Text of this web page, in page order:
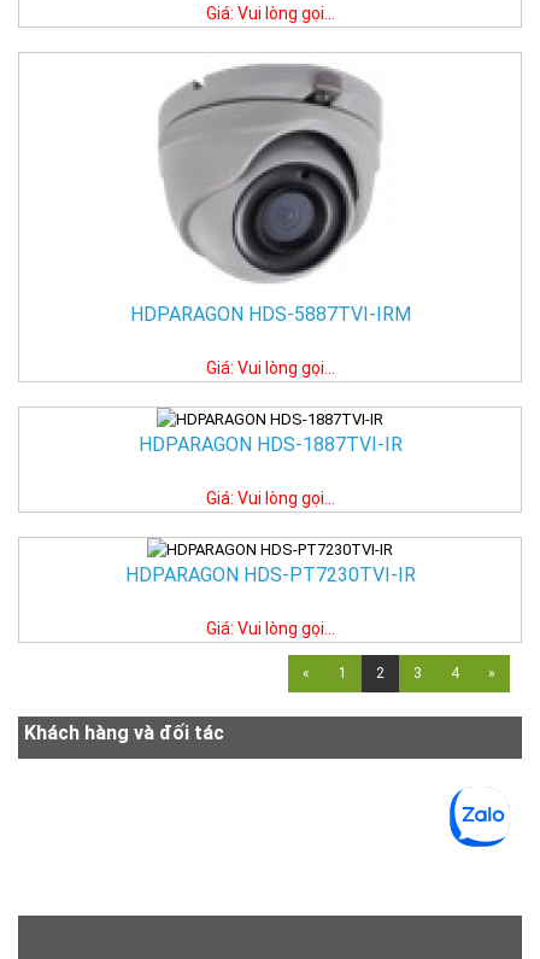
Giá: Vui lòng gọi...
HDPARAGON HDS-5887TVI-IRM
Giá: Vui lòng gọi...
HDPARAGON HDS-1887TVI-IR
Giá: Vui lòng gọi...
HDPARAGON HDS-PT7230TVI-IR
Giá: Vui lòng gọi...
« 1 2 3 4 »
Khách hàng và đối tác